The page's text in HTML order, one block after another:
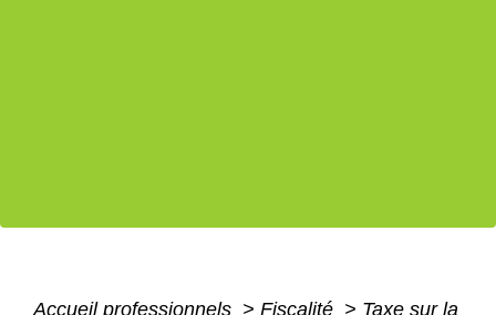
Accueil professionnels > Fiscalité > Taxe sur la